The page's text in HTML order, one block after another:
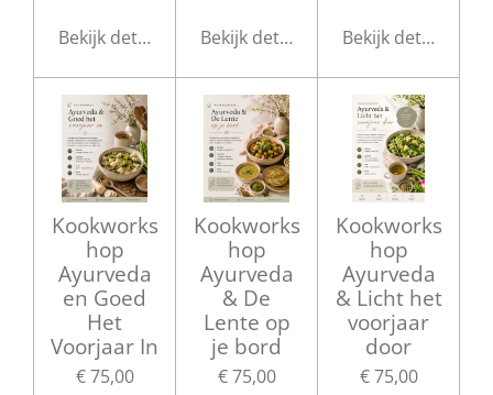
Bekijk details Bekijk details Bekijk details
Kookworks
hop
Ayurveda
en Goed
Het
Voorjaar In
€ 75,00
Kookworks
hop
Ayurveda
& De
Lente op
je bord
€ 75,00
Kookworks
hop
Ayurveda
& Licht het
voorjaar
door
€ 75,00